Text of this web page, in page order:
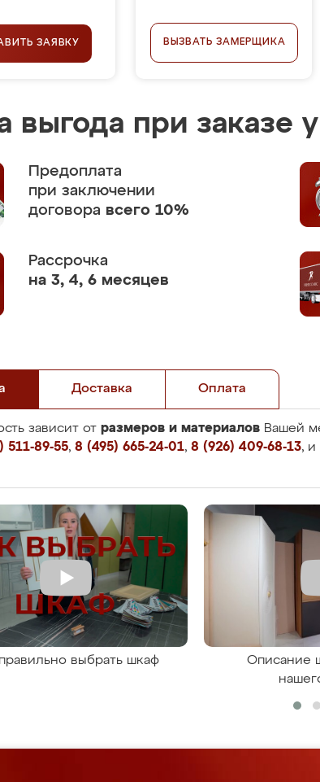
ЗАЯВКУ ВЫЗВАТЬ ЗАМЕРЩИКА
выгода при заказе
Предоплата
при заключении
договора всего 10%
Рассрочка
на 3, 4, 6 месяцев
Доставка Оплата
зависит от размеров и материалов Вашей
511-89-55, 8 (495) 665-24-01, 8 (926) 409-68-13, и
выбрать шкаф
Описание